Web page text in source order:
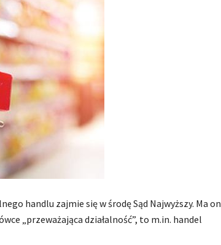
handlu zajmie się w środę Sąd Najwyższy. Ma on
„przeważająca działalność”, to m.in. handel